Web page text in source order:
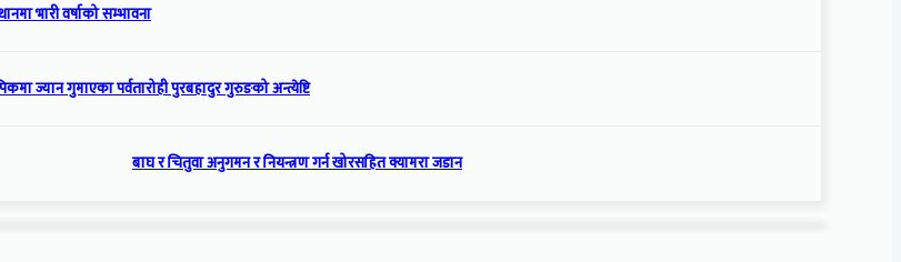
भारी वर्षाको सम्भावना
ज्यान गुमाएका पर्वतारोही पुरबहादुर गुरुङको अन्त्येष्टि
बाघ र चितुवा अनुगमन र नियन्त्रण गर्न खोरसहित क्यामरा जडान